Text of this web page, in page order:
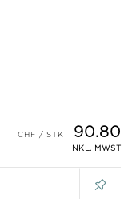
90.80
INKL. MWST